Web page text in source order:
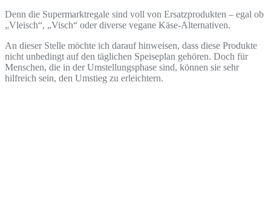
Denn die Supermarktregale sind voll von Ersatzprodukten – egal ob
„Vleisch“, „Visch“ oder diverse vegane Käse-Alternativen.
An dieser Stelle möchte ich darauf hinweisen, dass diese Produkte
nicht unbedingt auf den täglichen Speiseplan gehören. Doch für
Menschen, die in der Umstellungsphase sind, können sie sehr
hilfreich sein, den Umstieg zu erleichtern.